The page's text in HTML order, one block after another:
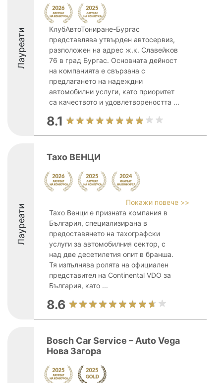
Лауреати
КлубАвтоТониране-Бургас
представлява утвърден автосервиз,
разположен на адрес ж.к. Славейков
76 в град Бургас. Основната дейност
на компанията е свързана с
предлагането на надеждни
автомобилни услуги, като приоритет
са качеството и удовлетвореността ...
8.1
Лауреати
Тахо ВЕНЦИ
Покажи повече >>
Тахо Венци е призната компания в
България, специализирана в
предоставянето на тахографски
услуги за автомобилния сектор, с
над две десетилетия опит в бранша.
Тя изпълнява ролята на официален
представител на Continental VDO за
България, като ...
8.6
Bosch Car Service – Auto Vega
Нова Загора